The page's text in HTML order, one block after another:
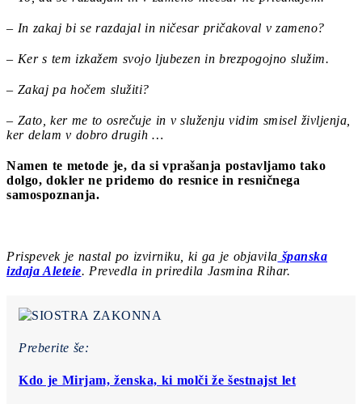
– In zakaj bi se razdajal in ničesar pričakoval v zameno?
– Ker s tem izkažem svojo ljubezen in brezpogojno služim.
– Zakaj pa hočem služiti?
– Zato, ker me to osrečuje in v služenju vidim smisel življenja,
ker delam v dobro drugih …
Namen te metode je, da si vprašanja postavljamo tako
dolgo, dokler ne pridemo do resnice in resničnega
samospoznanja.
Prispevek je nastal po izvirniku, ki ga je objavila španska
izdaja Aleteie. Prevedla in priredila Jasmina Rihar.
Preberite še:
Kdo je Mirjam, ženska, ki molči že šestnajst let